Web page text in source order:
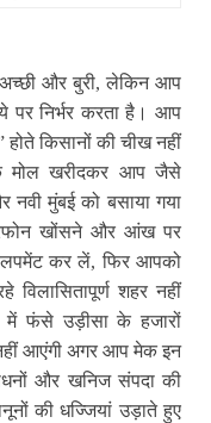
और बुरी, लेकिन आप
पर निर्भर करता है। आप
किसानों की चीख नहीं
के मोल खरीदकर आप जैसे
नवी मुंबई को बसाया गया
खोंसने और आंख पर
कर लें, फिर आपको
विलासितापूर्ण शहर नहीं
में फंसे उड़ीसा के हजारों
आएंगी अगर आप मेक इन
और खनिज संपदा की
की धज्जियां उड़ाते हुए